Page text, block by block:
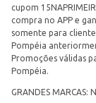
cupom
compra no APP e
somente para
Pompéia
Promoções válidas
Pompéia.
GRANDES